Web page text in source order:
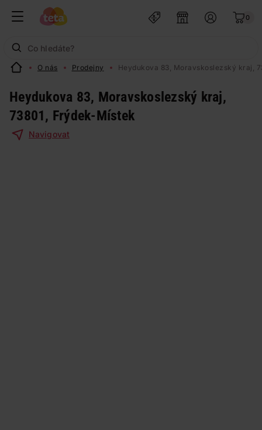
0
O nás Prodejny Heydukova 83, Moravskoslezský kraj,
Heydukova 83, Moravskoslezský kraj,
73801, Frýdek-Místek
Navigovat